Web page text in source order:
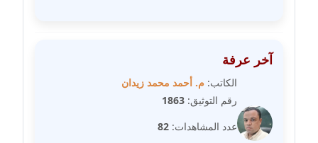
مدونة رشيد سبابو
مدونة رفعت عراقي
عاملة
آخر عرفة
الكاتب: م. أحمد محمد زيدان
رقم التوثيق: 1863
عدد المشاهدات: 82